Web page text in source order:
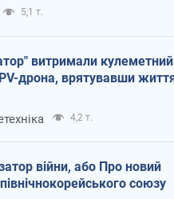
5,1 т.
витримали кулеметний
дрона, врятувавши
4,2 т.
війни, або Про новий
союзу